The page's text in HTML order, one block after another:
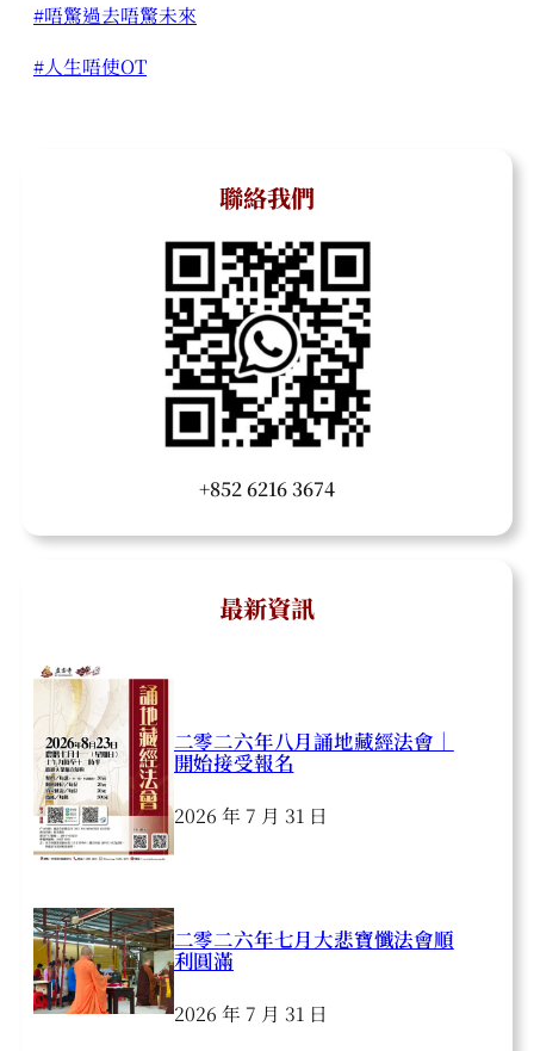
#唔驚過去唔驚未來
#人生唔使OT
聯絡我們
+852 6216 3674
最新資訊
二零二六年八月誦地藏經法會｜
開始接受報名
2026 年 7 月 31 日
二零二六年七月大悲寶懺法會順
利圓滿
2026 年 7 月 31 日